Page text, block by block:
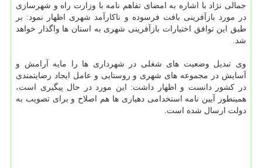
جمالی نژاد با اشاره به امضای تفاهم نامه با وزارت راه و شهرسازی
در مورد بازآفرینی بافت فرسوده و ناكارآمد شهری اظهار نمود: بر
طبق این توافق اختیارات بازآفرینی شهری به استان ها واگذار خواهد
شد.
وی تبدیل وضعیت های شغلی در شهرداری ها را مایه آرامش و
آسایش در مجموعه های شهری و روستایی و عامل ایجاد رضایتمندی
در كشور دانست و اظهار داشت: این مورد در حال پیگیری است،
همینطور آیین نامه استخدامی دهیاری ها هم اصلاح و برای تصویب به
دولت ارسال شده است.